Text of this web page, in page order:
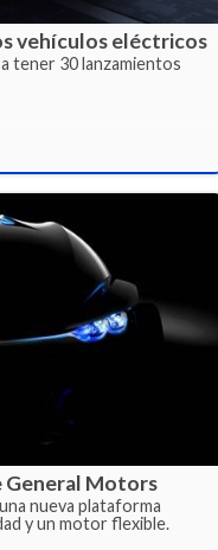
vehículos eléctricos
tener 30 lanzamientos
General Motors
nueva plataforma
y un motor flexible.